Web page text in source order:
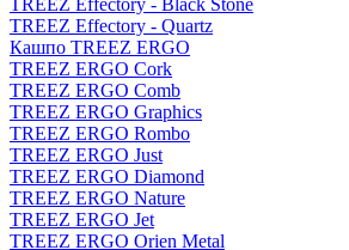
TREEZ Effectory - Black Stone
TREEZ Effectory - Quartz
Кашпо TREEZ ERGO
TREEZ ERGO Cork
TREEZ ERGO Comb
TREEZ ERGO Graphics
TREEZ ERGO Rombo
TREEZ ERGO Just
TREEZ ERGO Diamond
TREEZ ERGO Nature
TREEZ ERGO Jet
TREEZ ERGO Orien Metal